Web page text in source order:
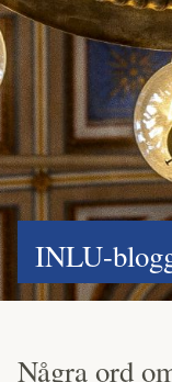
INLU-
Några ord